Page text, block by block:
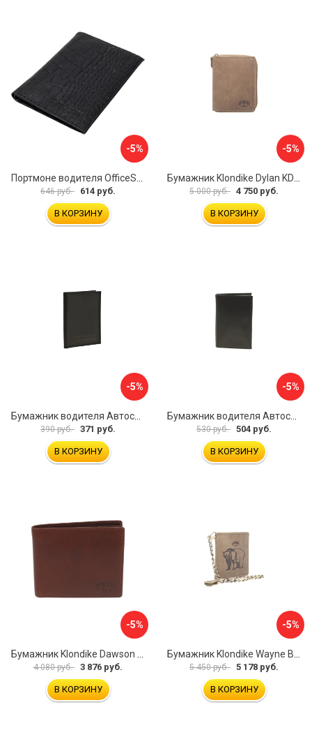
-5%
646 руб. 614 руб.
В КОРЗИНУ
-5%
5 000 руб. 4 750 руб.
В КОРЗИНУ
-5%
390 руб. 371 руб.
В КОРЗИНУ
-5%
530 руб. 504 руб.
В КОРЗИНУ
-5%
4 080 руб. 3 876 руб.
В КОРЗИНУ
-5%
5 450 руб. 5 178 руб.
В КОРЗИНУ